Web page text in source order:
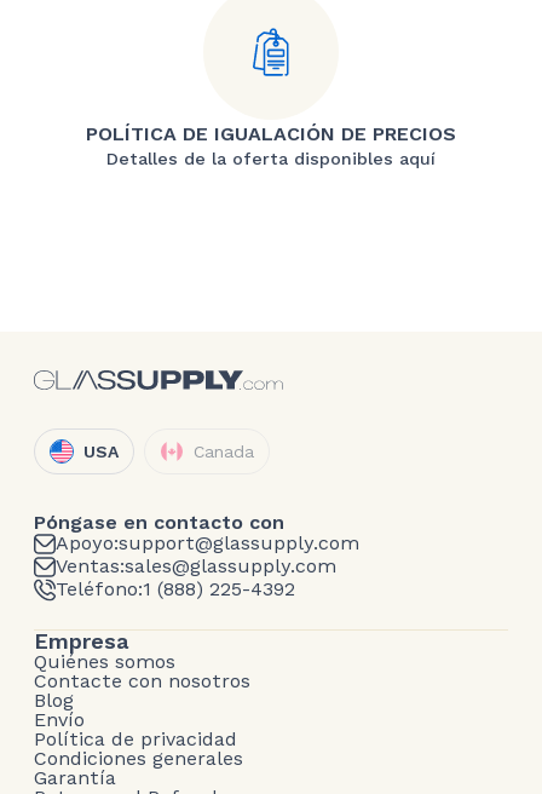
POLÍTICA DE IGUALACIÓN DE PRECIOS
Detalles de la oferta disponibles aquí
USA Canada
Póngase en contacto con
Apoyo:support@glassupply.com
Ventas:sales@glassupply.com
Teléfono:1 (888) 225-4392
Empresa
Quiénes somos
Contacte con nosotros
Blog
Envío
Política de privacidad
Condiciones generales
Garantía